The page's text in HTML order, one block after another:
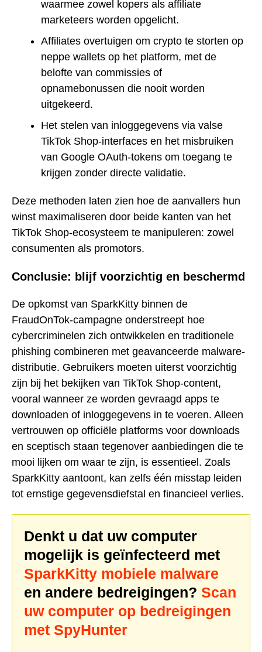
waarmee zowel kopers als affiliate
marketeers worden opgelicht.
Affiliates overtuigen om crypto te storten op
neppe wallets op het platform, met de
belofte van commissies of
opnamebonussen die nooit worden
uitgekeerd.
Het stelen van inloggegevens via valse
TikTok Shop-interfaces en het misbruiken
van Google OAuth-tokens om toegang te
krijgen zonder directe validatie.
Deze methoden laten zien hoe de aanvallers hun
winst maximaliseren door beide kanten van het
TikTok Shop-ecosysteem te manipuleren: zowel
consumenten als promotors.
Conclusie: blijf voorzichtig en beschermd
De opkomst van SparkKitty binnen de
FraudOnTok-campagne onderstreept hoe
cybercriminelen zich ontwikkelen en traditionele
phishing combineren met geavanceerde malware-
distributie. Gebruikers moeten uiterst voorzichtig
zijn bij het bekijken van TikTok Shop-content,
vooral wanneer ze worden gevraagd apps te
downloaden of inloggegevens in te voeren. Alleen
vertrouwen op officiële platforms voor downloads
en sceptisch staan tegenover aanbiedingen die te
mooi lijken om waar te zijn, is essentieel. Zoals
SparkKitty aantoont, kan zelfs één misstap leiden
tot ernstige gegevensdiefstal en financieel verlies.
Denkt u dat uw computer
mogelijk is geïnfecteerd met
SparkKitty mobiele malware
en andere bedreigingen? Scan
uw computer op bedreigingen
met SpyHunter